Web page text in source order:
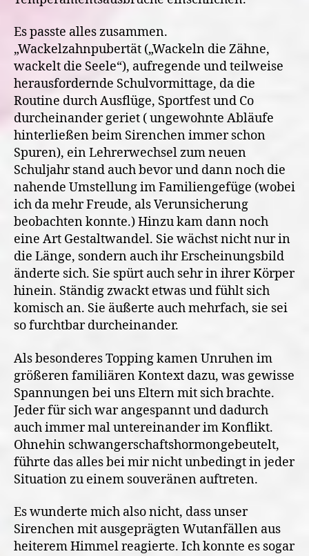
Es passte alles zusammen.
„Wackelzahnpubertät („Wackeln die Zähne,
wackelt die Seele“), aufregende und teilweise
herausfordernde Schulvormittage, da die
Routine durch Ausflüge, Sportfest und Co
durcheinander geriet ( ungewohnte Abläufe
hinterließen beim Sirenchen immer schon
Spuren), ein Lehrerwechsel zum neuen
Schuljahr stand auch bevor und dann noch die
nahende Umstellung im Familiengefüge (wobei
ich da mehr Freude, als Verunsicherung
beobachten konnte.) Hinzu kam dann noch
eine Art Gestaltwandel. Sie wächst nicht nur in
die Länge, sondern auch ihr Erscheinungsbild
änderte sich. Sie spürt auch sehr in ihrer Körper
hinein. Ständig zwackt etwas und fühlt sich
komisch an. Sie äußerte auch mehrfach, sie sei
so furchtbar durcheinander.
Als besonderes Topping kamen Unruhen im
größeren familiären Kontext dazu, was gewisse
Spannungen bei uns Eltern mit sich brachte.
Jeder für sich war angespannt und dadurch
auch immer mal untereinander im Konflikt.
Ohnehin schwangerschaftshormongebeutelt,
führte das alles bei mir nicht unbedingt in jeder
Situation zu einem souveränen auftreten.
Es wunderte mich also nicht, dass unser
Sirenchen mit ausgeprägten Wutanfällen aus
heiterem Himmel reagierte. Ich konnte es sogar